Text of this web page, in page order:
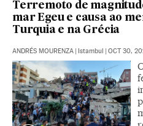
Terremoto de
mar Egeu e causa ao
Turquia e na Grécia
ANDRÉS MOURENZA | Istambul | OCT 30,